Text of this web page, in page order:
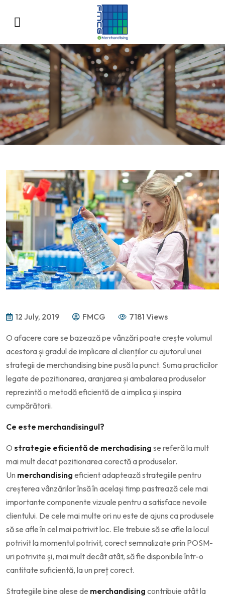
12 July, 2019 FMCG 7181 Views
O afacere care se bazează pe vânzări poate crește volumul
acestora și gradul de implicare al clienților cu ajutorul unei
strategii de merchandising bine pusă la punct. Suma practicilor
legate de pozitionarea, aranjarea și ambalarea produselor
reprezintă o metodă eficientă de a implica și inspira
cumpărătorii.
Ce este merchandisingul?
O strategie eficientă de merchadising se referă la mult
mai mult decat pozitionarea corectă a produselor.
Un merchandising eficient adaptează strategiile pentru
creșterea vânzărilor însă în același timp pastrează cele mai
importante componente vizuale pentru a satisface nevoile
clientului. De cele mai multe ori nu este de ajuns ca produsele
să se afle în cel mai potrivit loc. Ele trebuie să se afle la locul
potrivit la momentul potrivit, corect semnalizate prin POSM-
uri potrivite și, mai mult decât atât, să fie disponibile într-o
cantitate suficientă, la un preț corect.
Strategiile bine alese de merchandising contribuie atât la